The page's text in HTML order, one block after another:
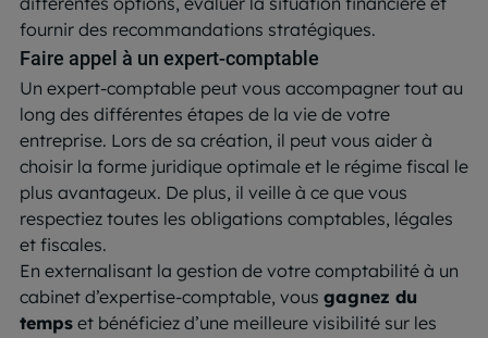
fournir des recommandations stratégiques.
Faire appel à un expert-comptable
Un expert-comptable peut vous accompagner tout au
long des différentes étapes de la vie de votre
entreprise. Lors de sa création, il peut vous aider à
choisir la forme juridique optimale et le régime fiscal le
plus avantageux. De plus, il veille à ce que vous
respectiez toutes les obligations comptables, légales
et fiscales.
En externalisant la gestion de votre comptabilité à un
cabinet d’expertise-comptable, vous gagnez du
temps et bénéficiez d’une meilleure visibilité sur les